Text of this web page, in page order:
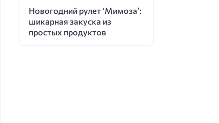
Новогодний рулет ‘Мимоза’:
шикарная закуска из
простых продуктов